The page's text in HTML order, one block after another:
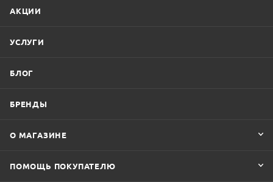
АКЦИИ
УСЛУГИ
БЛОГ
БРЕНДЫ
О МАГАЗИНЕ
ПОМОЩЬ ПОКУПАТЕЛЮ